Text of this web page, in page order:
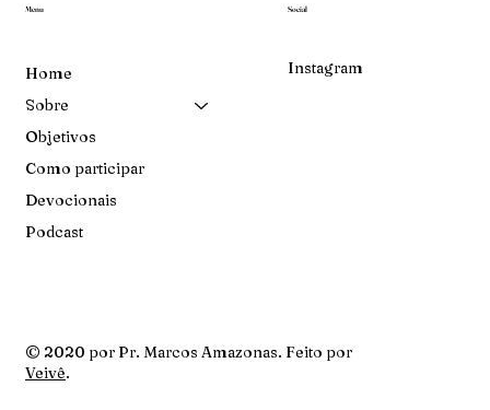
Menu
Home
Sobre
Objetivos
Como participar
Devocionais
Podcast
Social
Instagram
© 2020 por Pr. Marcos Amazonas. Feito por
Veivê.